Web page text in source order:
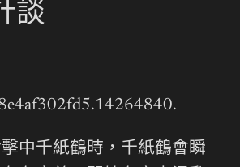
談
中千紙鶴時，千紙鶴會瞬